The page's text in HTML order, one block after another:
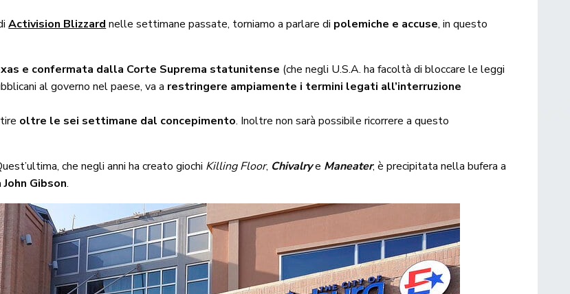
Activision Blizzard nelle settimane passate, torniamo a parlare di polemiche e accuse, in questo
e confermata dalla Corte Suprema statunitense (che negli U.S.A. ha facoltà di bloccare le leggi
al governo nel paese, va a restringere ampiamente i termini legati all’interruzione
oltre le sei settimane dal concepimento. Inoltre non sarà possibile ricorrere a questo
che negli anni ha creato giochi Killing Floor, Chivalrye Maneater, è precipitata nella bufera a
Gibson.